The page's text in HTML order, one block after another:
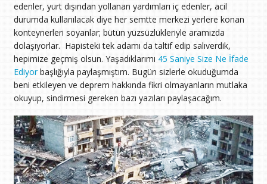
edenler, yurt dışından yollanan yardımları iç edenler, acil
durumda kullanılacak diye her semtte merkezi yerlere konan
konteynerleri soyanlar; bütün yüzsüzlükleriyle aramızda
dolaşıyorlar. Hapisteki tek adamı da taltif edip salıverdik,
hepimize geçmiş olsun. Yaşadıklarımı 45 Saniye Size Ne İfade
Ediyorbaşlığıyla paylaşmıştım. Bugün sizlerle okuduğumda
beni etkileyen ve deprem hakkında fikri olmayanların mutlaka
okuyup, sindirmesi gereken bazı yazıları paylaşacağım.